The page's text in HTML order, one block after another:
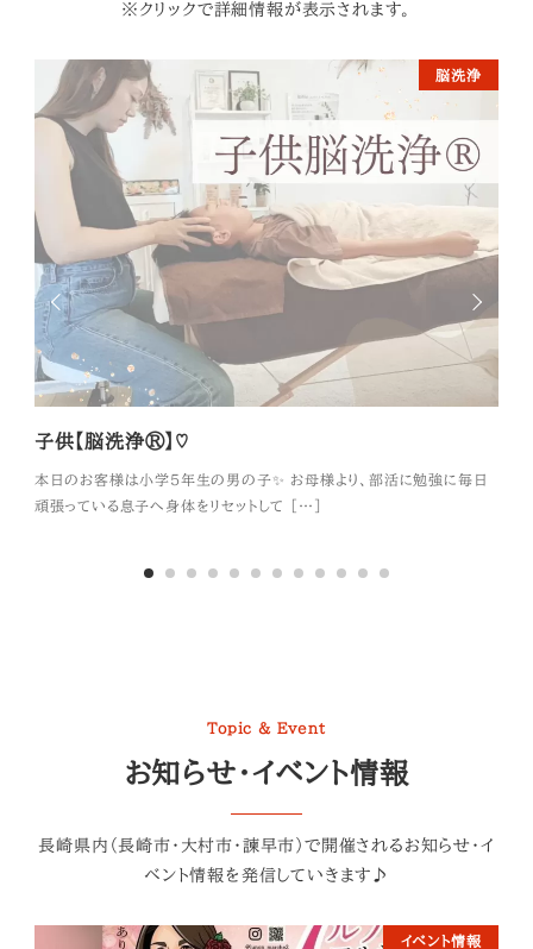
※クリックで詳細情報が表示されます。
脳洗浄
子供【脳洗浄®】♡
本日のお客様は小学５年生の男の子✨ お母様より、部活に勉強に毎日
頑張っている息子へ身体をリセットして […]
Topic & Event
お知らせ・イベント情報
長崎県内（長崎市・大村市・諫早市）で開催されるお知らせ・イ
ベント情報を発信していきます♪
イベント情報